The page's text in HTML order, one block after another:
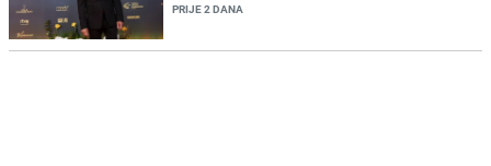
PRIJE 2 DANA